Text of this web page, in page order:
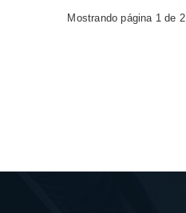
Mostrando página 1 de 2